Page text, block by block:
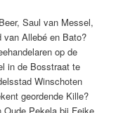
Saul van Messel,
van Allebé en Bato?
op de
in de Bosstraat te
Winschoten
geordende Kille?
Oude Pekela bij Feike